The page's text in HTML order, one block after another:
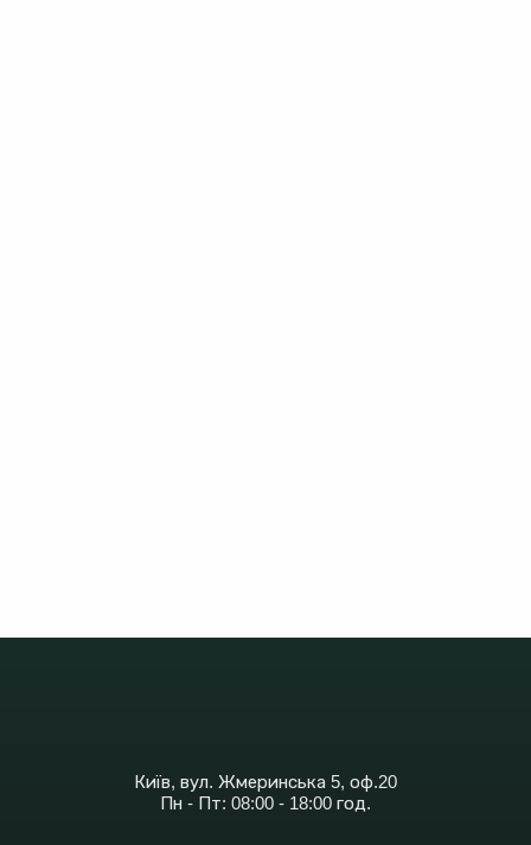
Київ, вул. Жмеринська 5, оф.20
Пн - Пт: 08:00 - 18:00 год.